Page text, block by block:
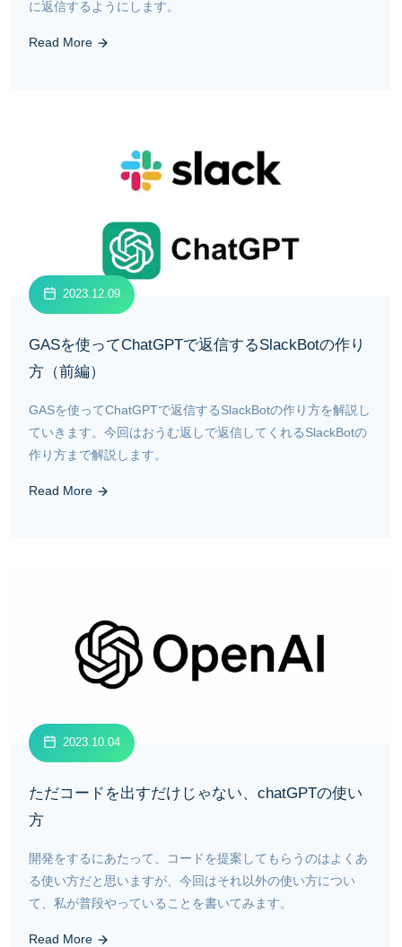
に返信するようにします。
Read More
2023.12.09
GASを使ってChatGPTで返信するSlackBotの作り
方（前編）
GASを使ってChatGPTで返信するSlackBotの作り方を解説し
ていきます。今回はおうむ返しで返信してくれるSlackBotの
作り方まで解説します。
Read More
2023.10.04
ただコードを出すだけじゃない、chatGPTの使い
方
開発をするにあたって、コードを提案してもらうのはよくあ
る使い方だと思いますが、今回はそれ以外の使い方につい
て、私が普段やっていることを書いてみます。
Read More